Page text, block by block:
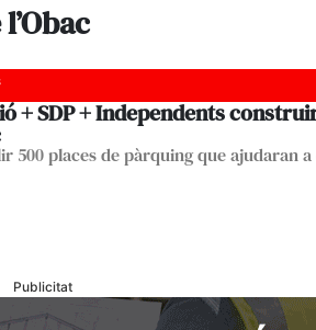
+ SDP + Independents
500 places de pàrquing que ajudaran
Publicitat